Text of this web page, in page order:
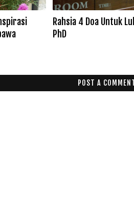
Rahsia 4 Doa Untuk
PhD
POST A